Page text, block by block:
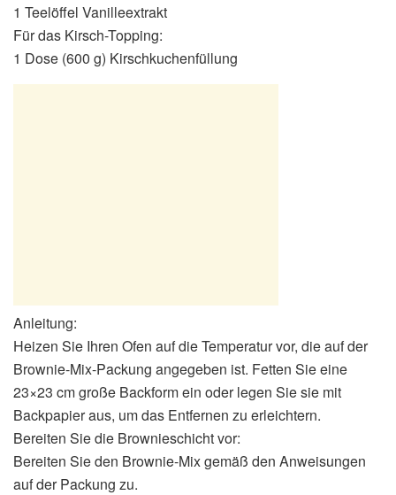
1 Teelöffel Vanilleextrakt
Für das Kirsch-Topping:
1 Dose (600 g) Kirschkuchenfüllung
Anleitung:
Heizen Sie Ihren Ofen auf die Temperatur vor, die auf der
Brownie-Mix-Packung angegeben ist. Fetten Sie eine
23×23 cm große Backform ein oder legen Sie sie mit
Backpapier aus, um das Entfernen zu erleichtern.
Bereiten Sie die Brownieschicht vor:
Bereiten Sie den Brownie-Mix gemäß den Anweisungen
auf der Packung zu.